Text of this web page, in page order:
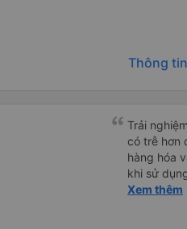
Thông
Trải
có trễ hơn
hàng hóa
khi sử
thiệu cho
Xem thêm